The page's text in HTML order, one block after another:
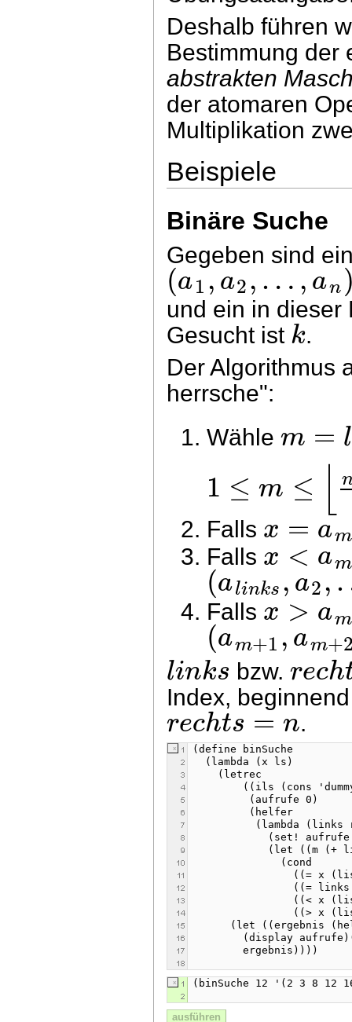
Deshalb führen
Bestimmung
abstrakten
der atomaren
Multiplikation
Beispiele
Binäre Suche
Gegeben sind
(a1,a2,…,an
und ein in
Gesucht ist k.
Der Algorithmus
herrsche":
Wählem = l
1 ≤ m ≤ ⌊
Falls x = am
Falls x < am
(alinks,a2,
Falls x > am
(am+1,am+
links bzw.rech
Index,
rechts =n.
ausführen